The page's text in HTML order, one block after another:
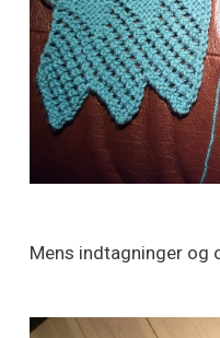
Mens indtagninger og